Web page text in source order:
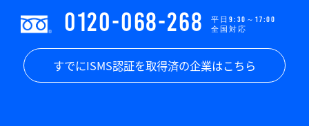
0120-068-268
平日9:30～17:00
全国対応
すでにISMS認証を取得済の企業はこちら